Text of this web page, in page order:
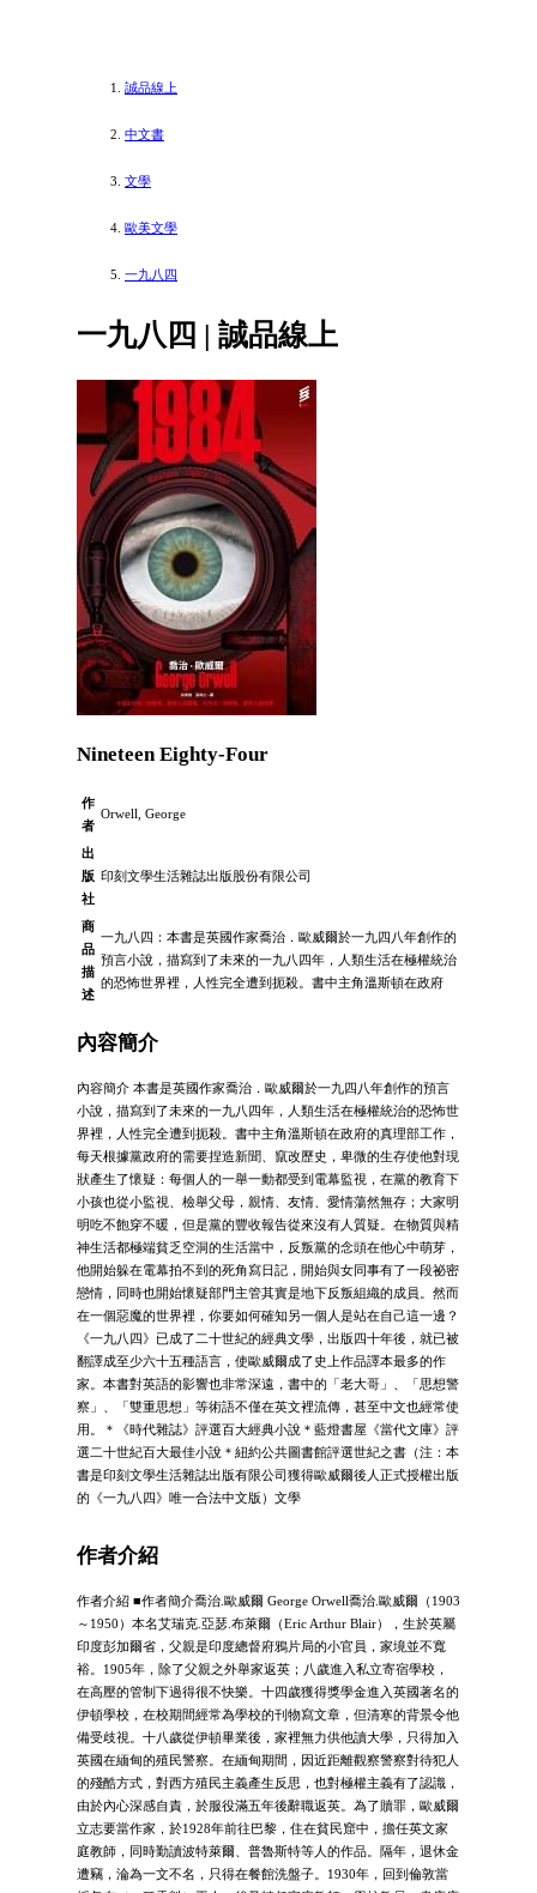
誠品線上
中文書
文學
歐美文學
一九八四
一九八四 | 誠品線上
Nineteen Eighty-Four
作
者
Orwell, George
出
版
社
印刻文學生活雜誌出版股份有限公司
商
品
描
述
一九八四：本書是英國作家喬治．歐威爾於一九四八年創作的
預言小說，描寫到了未來的一九八四年，人類生活在極權統治
的恐怖世界裡，人性完全遭到扼殺。書中主角溫斯頓在政府
內容簡介
內容簡介 本書是英國作家喬治．歐威爾於一九四八年創作的預言
小說，描寫到了未來的一九八四年，人類生活在極權統治的恐怖世
界裡，人性完全遭到扼殺。書中主角溫斯頓在政府的真理部工作，
每天根據黨政府的需要捏造新聞、竄改歷史，卑微的生存使他對現
狀產生了懷疑：每個人的一舉一動都受到電幕監視，在黨的教育下
小孩也從小監視、檢舉父母，親情、友情、愛情蕩然無存；大家明
明吃不飽穿不暖，但是黨的豐收報告從來沒有人質疑。在物質與精
神生活都極端貧乏空洞的生活當中，反叛黨的念頭在他心中萌芽，
他開始躲在電幕拍不到的死角寫日記，開始與女同事有了一段祕密
戀情，同時也開始懷疑部門主管其實是地下反叛組織的成員。然而
在一個惡魔的世界裡，你要如何確知另一個人是站在自己這一邊？
《一九八四》已成了二十世紀的經典文學，出版四十年後，就已被
翻譯成至少六十五種語言，使歐威爾成了史上作品譯本最多的作
家。本書對英語的影響也非常深遠，書中的「老大哥」、「思想警
察」、「雙重思想」等術語不僅在英文裡流傳，甚至中文也經常使
用。＊《時代雜誌》評選百大經典小說＊藍燈書屋《當代文庫》評
選二十世紀百大最佳小說＊紐約公共圖書館評選世紀之書（注：本
書是印刻文學生活雜誌出版有限公司獲得歐威爾後人正式授權出版
的《一九八四》唯一合法中文版）文學
作者介紹
作者介紹 ■作者簡介喬治.歐威爾 George Orwell喬治.歐威爾（1903
～1950）本名艾瑞克.亞瑟.布萊爾（Eric Arthur Blair），生於英屬
印度彭加爾省，父親是印度總督府鴉片局的小官員，家境並不寬
裕。1905年，除了父親之外舉家返英；八歲進入私立寄宿學校，
在高壓的管制下過得很不快樂。十四歲獲得獎學金進入英國著名的
伊頓學校，在校期間經常為學校的刊物寫文章，但清寒的背景令他
備受歧視。十八歲從伊頓畢業後，家裡無力供他讀大學，只得加入
英國在緬甸的殖民警察。在緬甸期間，因近距離觀察警察對待犯人
的殘酷方式，對西方殖民主義產生反思，也對極權主義有了認識，
由於內心深感自責，於服役滿五年後辭職返英。為了贖罪，歐威爾
立志要當作家，於1928年前往巴黎，住在貧民窟中，擔任英文家
庭教師，同時勤讀波特萊爾、普魯斯特等人的作品。隔年，退休金
遭竊，淪為一文不名，只得在餐館洗盤子。1930年，回到倫敦當